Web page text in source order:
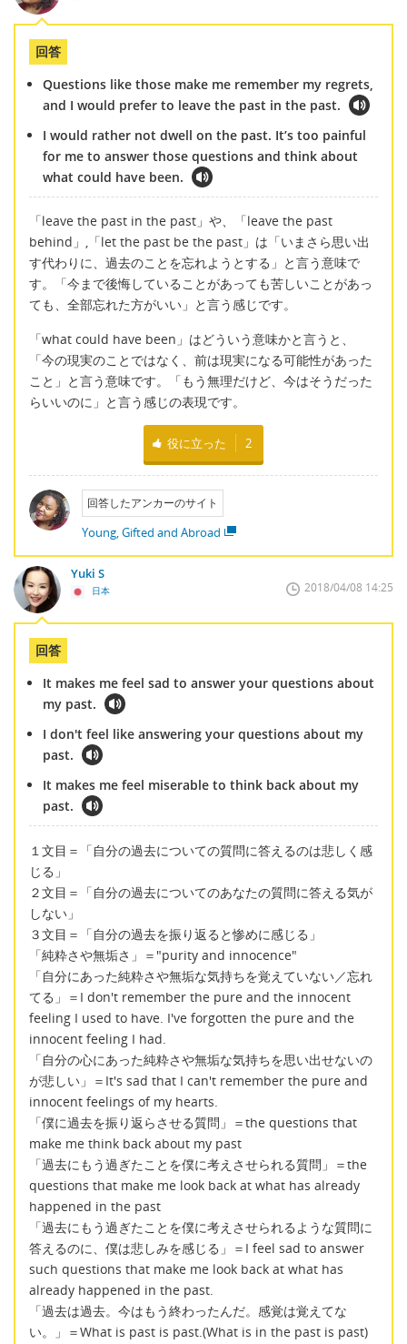
回答
Questions like those make me remember my regrets,
and I would prefer to leave the past in the past.
I would rather not dwell on the past. It’s too painful
for me to answer those questions and think about
what could have been.
「leave the past in the past」や、「leave the past
behind」,「let the past be the past」は「いまさら思い出
す代わりに、過去のことを忘れようとする」と言う意味で
す。「今まで後悔していることがあっても苦しいことがあっ
ても、全部忘れた方がいい」と言う感じです。
「what could have been」はどういう意味かと言うと、
「今の現実のことではなく、前は現実になる可能性があった
こと」と言う意味です。「もう無理だけど、今はそうだった
らいいのに」と言う感じの表現です。
役に立った 2
回答したアンカーのサイト
Young, Gifted and Abroad
Yuki S
日本 2018/04/08 14:25
回答
It makes me feel sad to answer your questions about
my past.
I don't feel like answering your questions about my
past.
It makes me feel miserable to think back about my
past.
１文目＝「自分の過去についての質問に答えるのは悲しく感
じる」
２文目＝「自分の過去についてのあなたの質問に答える気が
しない」
３文目＝「自分の過去を振り返ると惨めに感じる」
「純粋さや無垢さ」＝"purity and innocence"
「自分にあった純粋さや無垢な気持ちを覚えていない／忘れ
てる」＝I don't remember the pure and the innocent
feeling I used to have. I've forgotten the pure and the
innocent feeling I had.
「自分の心にあった純粋さや無垢な気持ちを思い出せないの
が悲しい」＝It's sad that I can't remember the pure and
innocent feelings of my hearts.
「僕に過去を振り返らさせる質問」＝the questions that
make me think back about my past
「過去にもう過ぎたことを僕に考えさせられる質問」＝the
questions that make me look back at what has already
happened in the past
「過去にもう過ぎたことを僕に考えさせられるような質問に
答えるのに、僕は悲しみを感じる」＝I feel sad to answer
such questions that make me look back at what has
already happened in the past.
「過去は過去。今はもう終わったんだ。感覚は覚えてな
い。」＝What is past is past.(What is in the past is past)